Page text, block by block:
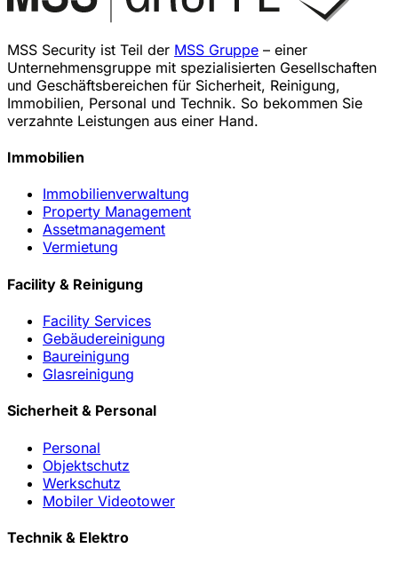
MSS Security ist Teil der MSS Gruppe – einer
Unternehmensgruppe mit spezialisierten Gesellschaften
und Geschäftsbereichen für Sicherheit, Reinigung,
Immobilien, Personal und Technik. So bekommen Sie
verzahnte Leistungen aus einer Hand.
Immobilien
Immobilienverwaltung
Property Management
Assetmanagement
Vermietung
Facility & Reinigung
Facility Services
Gebäudereinigung
Baureinigung
Glasreinigung
Sicherheit & Personal
Personal
Objektschutz
Werkschutz
Mobiler Videotower
Technik & Elektro